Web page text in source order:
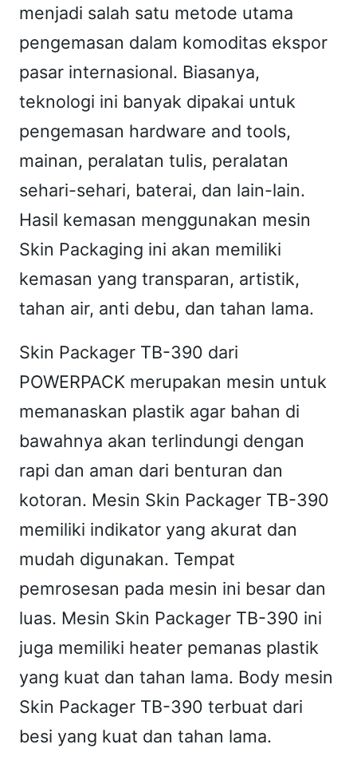
3
8
0
"
P
O
W
E
A
C
"
menjadi salah satu metode utama
pengemasan dalam komoditas ekspor
pasar internasional. Biasanya,
teknologi ini banyak dipakai untuk
pengemasan hardware and tools,
mainan, peralatan tulis, peralatan
sehari-sehari, baterai, dan lain-lain.
Hasil kemasan menggunakan mesin
Skin Packaging ini akan memiliki
kemasan yang transparan, artistik,
tahan air, anti debu, dan tahan lama.
Skin Packager TB-390 dari
POWERPACK merupakan mesin untuk
memanaskan plastik agar bahan di
bawahnya akan terlindungi dengan
rapi dan aman dari benturan dan
kotoran. Mesin Skin Packager TB-390
memiliki indikator yang akurat dan
mudah digunakan. Tempat
pemrosesan pada mesin ini besar dan
luas. Mesin Skin Packager TB-390 ini
juga memiliki heater pemanas plastik
yang kuat dan tahan lama. Body mesin
Skin Packager TB-390 terbuat dari
besi yang kuat dan tahan lama.